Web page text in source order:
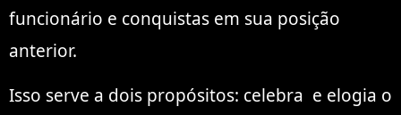
funcionário e conquistas em sua posição
anterior.
Isso serve a dois propósitos: celebra e elogia o